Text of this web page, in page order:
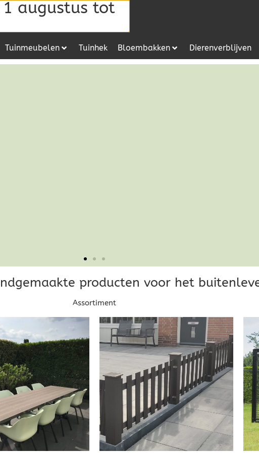
Tuinmeubelen Tuinhek Bloembakken Dierenverblijven
producten voor het
Assortiment
augustus tot